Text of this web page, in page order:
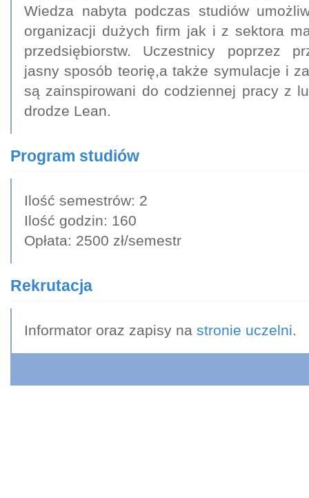
Wiedza nabyta podczas studiów
organizacji dużych firm jak i z sektora
przedsiębiorstw. Uczestnicy poprzez
jasny sposób teorię,a także symulacje i
są zainspirowani do codziennej pracy z
drodze Lean.
Program studiów
Ilość semestrów: 2
Ilość godzin: 160
Opłata: 2500 zł/semestr
Rekrutacja
Informator oraz zapisy na stronie uczelni.